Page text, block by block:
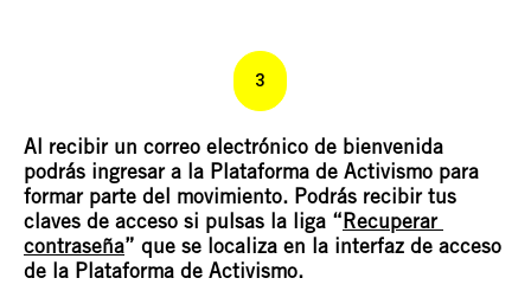
3
Al recibir un correo electrónico de bienvenida
podrás ingresar a la Plataforma de Activismo para
formar parte del movimiento. Podrás recibir tus
claves de acceso si pulsas la liga “Recuperar
contraseña” que se localiza en la interfaz de acceso
de la Plataforma de Activismo.